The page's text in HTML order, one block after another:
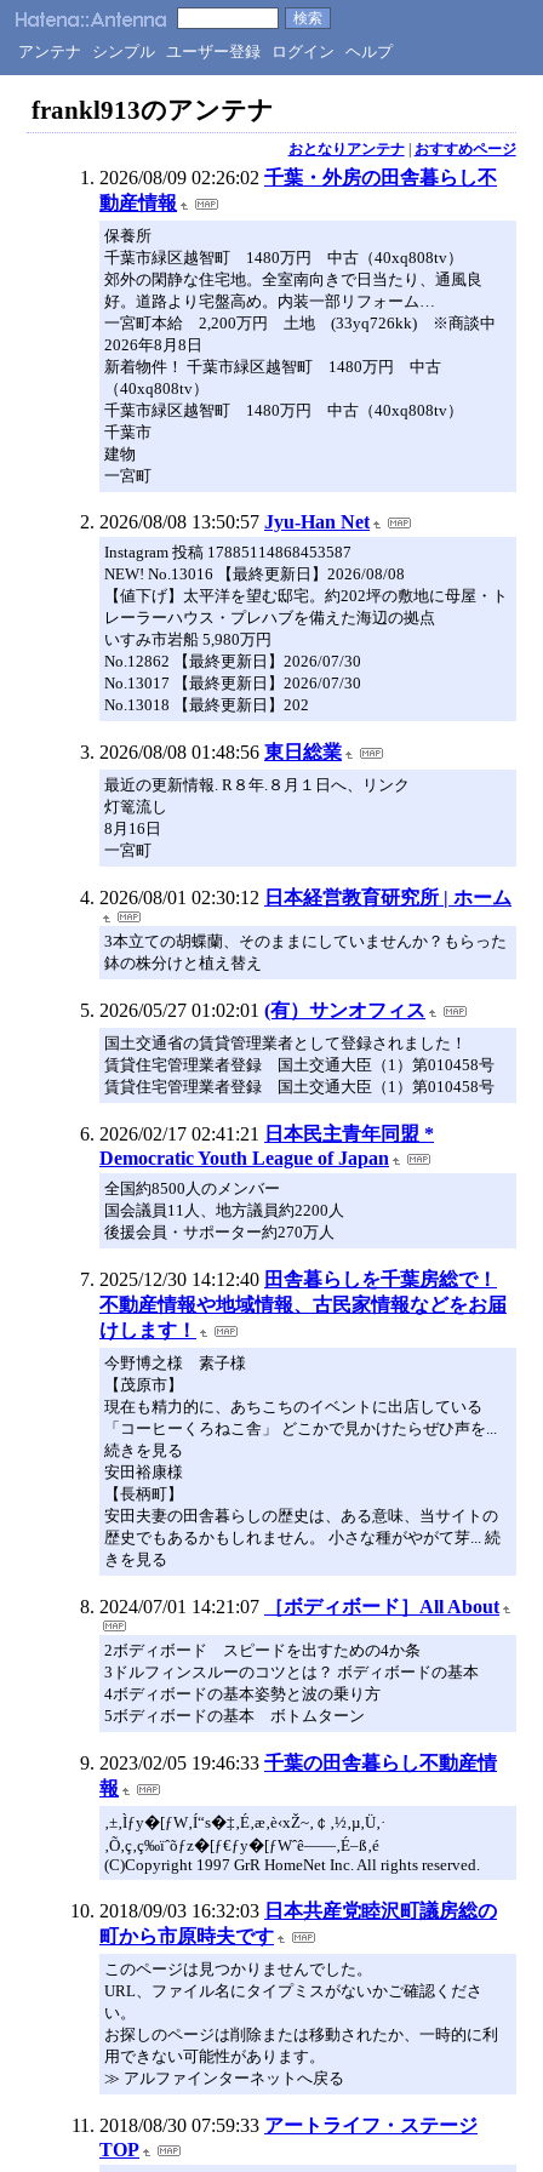
アンテナ シンプル ユーザー登録 ログイン ヘルプ
frankl913のアンテナ
おとなりアンテナ| おすすめページ
2026/08/09 02:26:02 千葉・外房の田舎暮らし不
動産情報
保養所
千葉市緑区越智町 1480万円 中古（40xq808tv）
郊外の閑静な住宅地。全室南向きで日当たり、通風良
好。道路より宅盤高め。内装一部リフォーム…
一宮町本給 2,200万円 土地 (33yq726kk) ※商談中
2026年8月8日
新着物件！ 千葉市緑区越智町 1480万円 中古
（40xq808tv）
千葉市緑区越智町 1480万円 中古（40xq808tv）
千葉市
建物
一宮町
2026/08/08 13:50:57 Jyu-Han Net
Instagram 投稿 17885114868453587
NEW! No.13016 【最終更新日】2026/08/08
【値下げ】太平洋を望む邸宅。約202坪の敷地に母屋・ト
レーラーハウス・プレハブを備えた海辺の拠点
いすみ市岩船 5,980万円
No.12862 【最終更新日】2026/07/30
No.13017 【最終更新日】2026/07/30
No.13018 【最終更新日】202
2026/08/08 01:48:56 東日総業
最近の更新情報. R８年.８月１日へ、リンク
灯篭流し
8月16日
一宮町
2026/08/01 02:30:12 日本経営教育研究所 | ホーム
3本立ての胡蝶蘭、そのままにしていませんか？もらった
鉢の株分けと植え替え
2026/05/27 01:02:01 (有）サンオフィス
国土交通省の賃貸管理業者として登録されました！
賃貸住宅管理業者登録 国土交通大臣（1）第010458号
賃貸住宅管理業者登録 国土交通大臣（1）第010458号
2026/02/17 02:41:21
日本民主青年同盟 *
Democratic Youth League of Japan
全国約8500人のメンバー
国会議員11人、地方議員約2200人
後援会員・サポーター約270万人
2025/12/30 14:12:40 田舎暮らしを千葉房総で！
不動産情報や地域情報、古民家情報などをお届
けします！
今野博之様 素子様
【茂原市】
現在も精力的に、あちこちのイベントに出店している
「コーヒーくろねこ舎」 どこかで見かけたらぜひ声を...
続きを見る
安田裕康様
【長柄町】
安田夫妻の田舎暮らしの歴史は、ある意味、当サイトの
歴史でもあるかもしれません。 小さな種がやがて芽... 続
きを見る
2024/07/01 14:21:07 ［ボディボード］All About
2ボディボード スピードを出すための4か条
3ドルフィンスルーのコツとは？ ボディボードの基本
4ボディボードの基本姿勢と波の乗り方
5ボディボードの基本 ボトムターン
2023/02/05 19:46:33 千葉の田舎暮らし不動産情
報
‚±‚Ìƒy�[ƒW‚Í“s�‡‚É‚æ‚è‹xŽ~‚￠‚½‚µ‚Ü‚·
‚Õ‚ç‚ç‰ïˆõƒz�[ƒ€ƒy�[ƒWˆê——‚É–ß‚é
(C)Copyright 1997 GrR HomeNet Inc. All rights reserved.
2018/09/03 16:32:03 日本共産党睦沢町議房総の
町から市原時夫です
このページは見つかりませんでした。
URL、ファイル名にタイプミスがないかご確認くださ
い。
お探しのページは削除または移動されたか、一時的に利
用できない可能性があります。
≫ アルファインターネットへ戻る
2018/08/30 07:59:33 アートライフ・ステージ
TOP